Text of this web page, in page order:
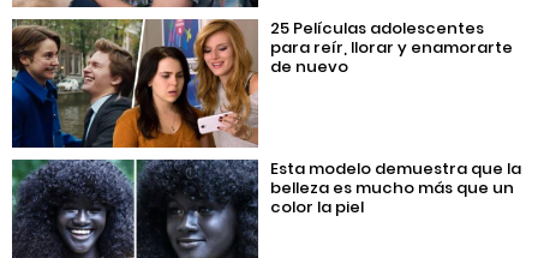
25 Películas adolescentes
para reír, llorar y enamorarte
de nuevo
Esta modelo demuestra que la
belleza es mucho más que un
color la piel